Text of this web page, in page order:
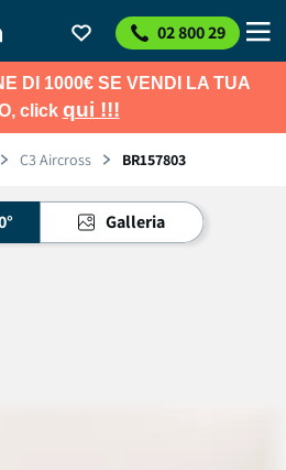
02 800 29
DI 1000€ SE VENDI LA TUA
click qui !!!
C3 Aircross BR157803
Galleria